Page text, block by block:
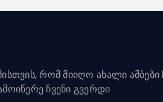
რომ მიიღო ახალი ამბები
ჩვენი გვერდი